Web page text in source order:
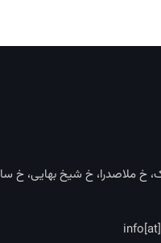
خ ملاصدرا، خ شیخ بهایی، خ